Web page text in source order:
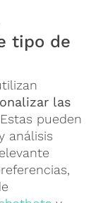
tipo de
las
pueden
análisis